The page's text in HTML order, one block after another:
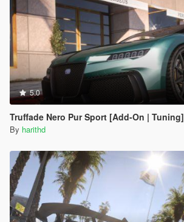
5.0
Truffade Nero Pur Sport [Add-On | Tuning]
By harithd